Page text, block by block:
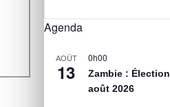
Agenda
AOÛT
13
0h00
Zambie :
août 2026